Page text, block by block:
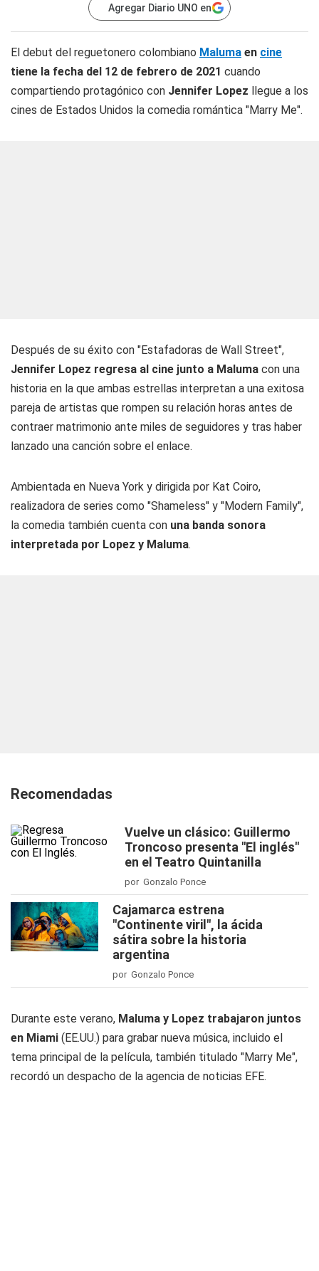
Agregar Diario UNO en
El debut del reguetonero colombiano Maluma en cine
tiene la fecha del 12 de febrero de 2021 cuando
compartiendo protagónico con Jennifer Lopez llegue a los
cines de Estados Unidos la comedia romántica "Marry Me".
Después de su éxito con "Estafadoras de Wall Street",
Jennifer Lopez regresa al cine junto a Maluma con una
historia en la que ambas estrellas interpretan a una exitosa
pareja de artistas que rompen su relación horas antes de
contraer matrimonio ante miles de seguidores y tras haber
lanzado una canción sobre el enlace.
Ambientada en Nueva York y dirigida por Kat Coiro,
realizadora de series como "Shameless" y "Modern Family",
la comedia también cuenta con una banda sonora
interpretada por Lopez y Maluma.
Recomendadas
Vuelve un clásico: Guillermo
Troncoso presenta "El inglés"
en el Teatro Quintanilla
por Gonzalo Ponce
Cajamarca estrena
"Continente viril", la ácida
sátira sobre la historia
argentina
por Gonzalo Ponce
Durante este verano, Maluma y Lopez trabajaron juntos
en Miami (EE.UU.) para grabar nueva música, incluido el
tema principal de la película, también titulado "Marry Me",
recordó un despacho de la agencia de noticias EFE.